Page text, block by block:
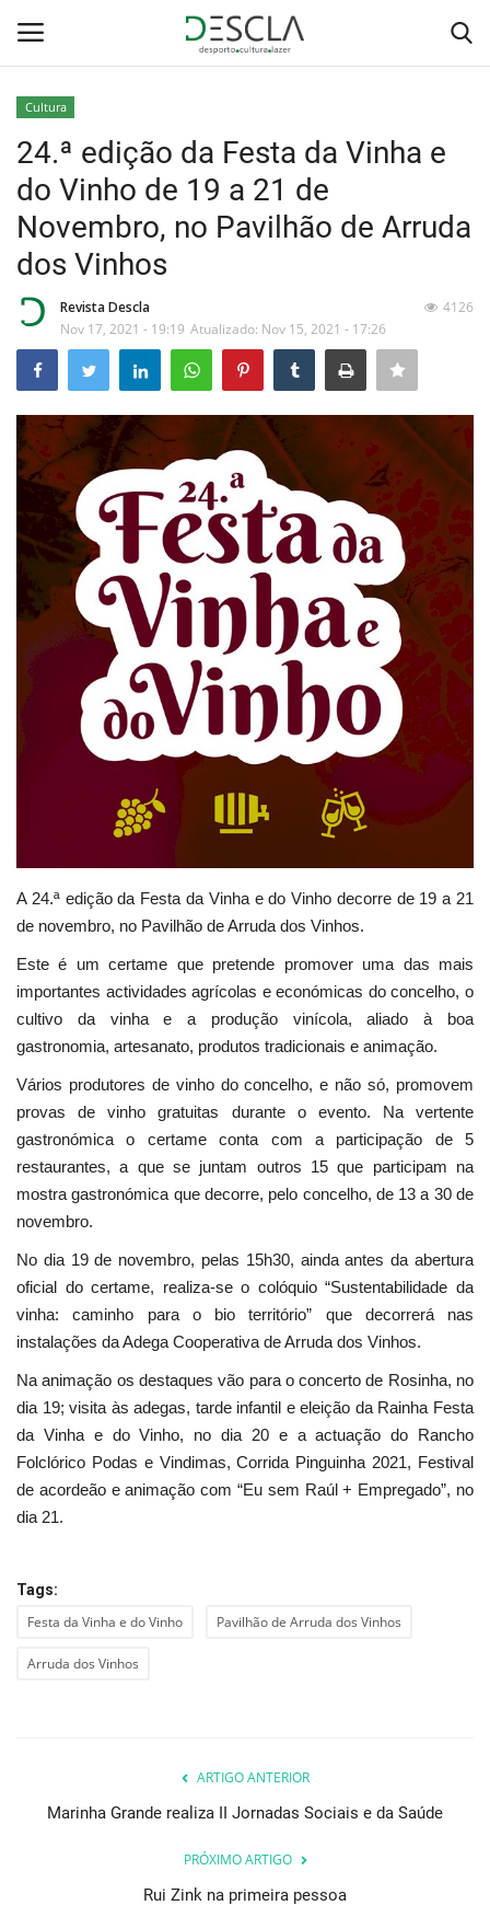
Home
...by Descla
Desporto
Contactos
Sobre Nós
Educação
Estatuto Editorial
Saúde
Ficha técnica
Cultura
Cultura
24.ª edição da Festa da Vinha e
do Vinho de 19 a 21 de
Novembro, no Pavilhão de Arruda
dos Vinhos
Revista Descla
Nov 17, 2021 - 19:19 Atualizado: Nov 15, 2021 - 17:26
4126
A 24.ª edição da Festa da Vinha e do Vinho decorre de 19 a 21
de novembro, no Pavilhão de Arruda dos Vinhos.
Este é um certame que pretende promover uma das mais
importantes actividades agrícolas e económicas do concelho, o
cultivo da vinha e a produção vinícola, aliado à boa
gastronomia, artesanato, produtos tradicionais e animação.
Vários produtores de vinho do concelho, e não só, promovem
provas de vinho gratuitas durante o evento. Na vertente
gastronómica o certame conta com a participação de 5
restaurantes, a que se juntam outros 15 que participam na
mostra gastronómica que decorre, pelo concelho, de 13 a 30 de
novembro.
No dia 19 de novembro, pelas 15h30, ainda antes da abertura
oficial do certame, realiza-se o colóquio “Sustentabilidade da
vinha: caminho para o bio território” que decorrerá nas
instalações da Adega Cooperativa de Arruda dos Vinhos.
Na animação os destaques vão para o concerto de Rosinha, no
dia 19; visita às adegas, tarde infantil e eleição da Rainha Festa
da Vinha e do Vinho, no dia 20 e a actuação do Rancho
Folclórico Podas e Vindimas, Corrida Pinguinha 2021, Festival
de acordeão e animação com “Eu sem Raúl + Empregado”, no
dia 21.
Tags:
Festa da Vinha e do Vinho Pavilhão de Arruda dos Vinhos
Arruda dos Vinhos
ARTIGO ANTERIOR
Marinha Grande realiza II Jornadas Sociais e da Saúde
PRÓXIMO ARTIGO
Rui Zink na primeira pessoa